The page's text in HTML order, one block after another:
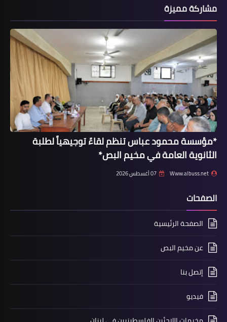
أخبار البص
تسجيل 45 إصابة جديدة بفيروس كورونا
في قضاء صور
*وزارة الطاقة تصدر تسعيرة المولدات
الخاصة عن شهر تشرين الأول..*
مشاركة مميزة
*مؤسسة محمود عباس تنظم لقاءً توجيهياً لطلبة
الثانوية العامة في مخيم البص*
Www.albuss.net 07 أغسطس 2026
الصفحات
الصفحة الرئيسية
عن مخيم البص
إتصل بنا
فيديو